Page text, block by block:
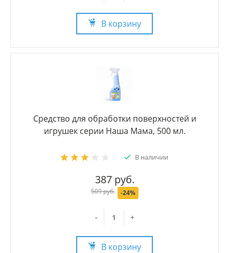
В корзину
Средство для обработки поверхностей и
игрушек серии Наша Мама, 500 мл.
В наличии
387 руб.
509 руб. -24%
- +
В корзину